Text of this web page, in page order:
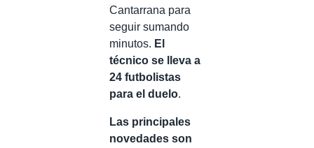
Cantarrana para
seguir sumando
minutos. El
técnico se lleva a
24 futbolistas
para el duelo.
Las principales
novedades son